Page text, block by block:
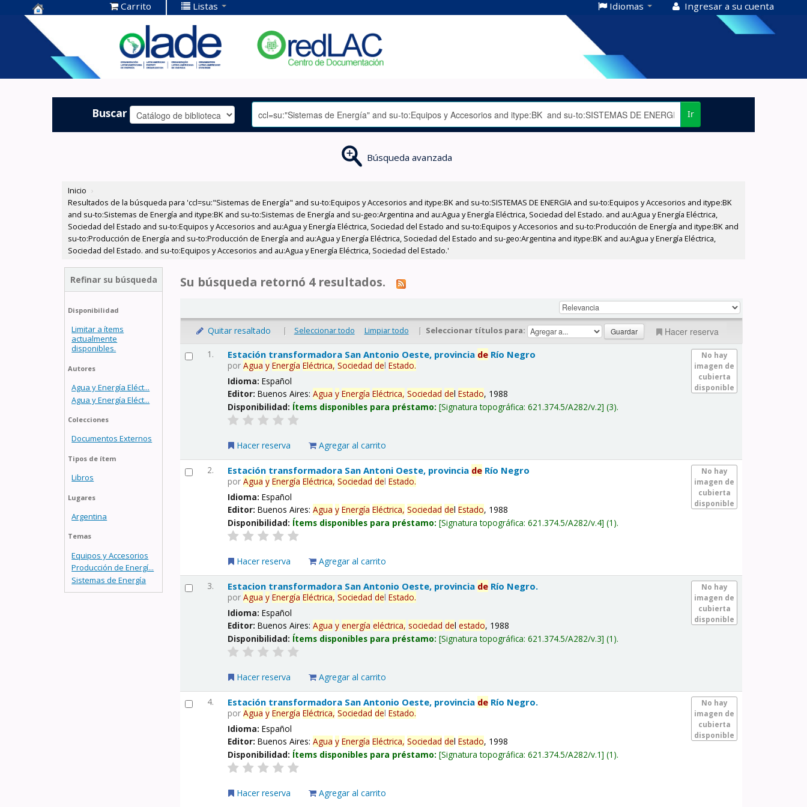
Centro de
Documentación
OLADE -
Carrito Listas Idiomas Ingresar a su cuenta
Buscar Ir
Búsqueda avanzada
Inicio ›
Resultados de la búsqueda para 'ccl=su:"Sistemas de Energía" and su-to:Equipos y Accesorios and itype:BK and su-to:SISTEMAS DE ENERGIA and su-to:Equipos y Accesorios and itype:BK
and su-to:Sistemas de Energía and itype:BK and su-to:Sistemas de Energía and su-geo:Argentina and au:Agua y Energía Eléctrica, Sociedad del Estado. and au:Agua y Energía Eléctrica,
Sociedad del Estado and su-to:Equipos y Accesorios and au:Agua y Energía Eléctrica, Sociedad del Estado and su-to:Equipos y Accesorios and su-to:Producción de Energía and itype:BK and
su-to:Producción de Energía and su-to:Producción de Energía and au:Agua y Energía Eléctrica, Sociedad del Estado and su-geo:Argentina and itype:BK and au:Agua y Energía Eléctrica,
Sociedad del Estado. and su-to:Equipos y Accesorios and au:Agua y Energía Eléctrica, Sociedad del Estado.'
Refinar su búsqueda
Disponibilidad
Limitar a ítems
actualmente
disponibles.
Autores
Agua y Energía Eléct...
Agua y Energía Eléct...
Colecciones
Documentos Externos
Tipos de ítem
Libros
Lugares
Argentina
Temas
Equipos y Accesorios
Producción de Energí...
Sistemas de Energía
Su búsqueda retornó 4 resultados.
Quitar resaltado | Seleccionar todo Limpiar todo | Seleccionar títulos para: Hacer reserva
1.
No hay
imagen de
cubierta
disponible
Estación transformadora San Antonio Oeste, provincia de Río Negro
porAgua y Energía Eléctrica, Sociedad delEstado.
Idioma:Español
Editor:Buenos Aires:Agua y Energía Eléctrica, Sociedad delEstado, 1988
Disponibilidad: Ítems disponibles para préstamo: Signatura topográfica:621.374.5/A282/v.2 (3).
Hacer reserva Agregar al carrito
2.
No hay
imagen de
cubierta
disponible
Estación transformadora San Antoni Oeste, provincia de Río Negro
porAgua y Energía Eléctrica, Sociedad delEstado.
Idioma:Español
Editor:Buenos Aires:Agua y Energía Eléctrica, Sociedad delEstado, 1988
Disponibilidad: Ítems disponibles para préstamo: Signatura topográfica:621.374.5/A282/v.4 (1).
Hacer reserva Agregar al carrito
3.
No hay
imagen de
cubierta
disponible
Estacion transformadora San Antonio Oeste, provincia de Río Negro.
porAgua y Energía Eléctrica, Sociedad delEstado.
Idioma:Español
Editor:Buenos Aires:Agua y energía eléctrica, sociedad delestado, 1988
Disponibilidad: Ítems disponibles para préstamo: Signatura topográfica:621.374.5/A282/v.3 (1).
Hacer reserva Agregar al carrito
4.
No hay
imagen de
cubierta
disponible
Estación transformadora San Antonio Oeste, provincia de Río Negro.
porAgua y Energía Eléctrica, Sociedad delEstado.
Idioma:Español
Editor:Buenos Aires:Agua y Energía Eléctrica, Sociedad delEstado, 1998
Disponibilidad: Ítems disponibles para préstamo: Signatura topográfica:621.374.5/A282/v.1 (1).
Hacer reserva Agregar al carrito